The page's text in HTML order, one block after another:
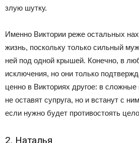
злую шутку.
Именно Виктории реже остальных
жизнь, поскольку только сильный
ней под одной крышей. Конечно, в
исключения, но они только
ценно в Викториях другое: в
не оставят супруга, но и встанут с
если нужно будет противостоять
2. Наталья